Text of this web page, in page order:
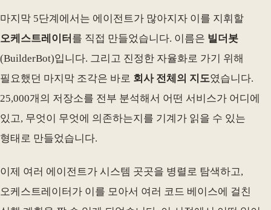
마지막 5단계에서는 에이전트가 많아지자 이를 지휘할
오케스트레이터 를 직접 만들었습니다. 이름은 빌더봇
(BuilderBot)입니다. 그리고 진정한 자율화로 가기 위해
필요했던 마지막 조각은 바로 회사 전체의 지도였습니다.
25,000개의 저장소를 전부 분석해서 어떤 서비스가 어디에
있고, 무엇이 무엇에 의존하는지를 기계가 읽을 수 있는
형태로 만들었습니다.
이제 여러 에이전트가 시스템 곳곳을 병렬로 탐색하고,
오케스트레이터가 이를 모아서 여러 코드 베이스에 걸친